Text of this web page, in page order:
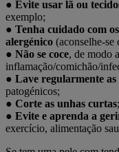
● Evite usar lã ou
exemplo;
● Tenha cuidado com
alergénico (aconselhe-se
● Não se coce, de modo
inflamação/comichão/
● Lave regularmente as
patogénicos;
● Corte as unhas curtas;
● Evite e aprenda a
exercício, alimentação